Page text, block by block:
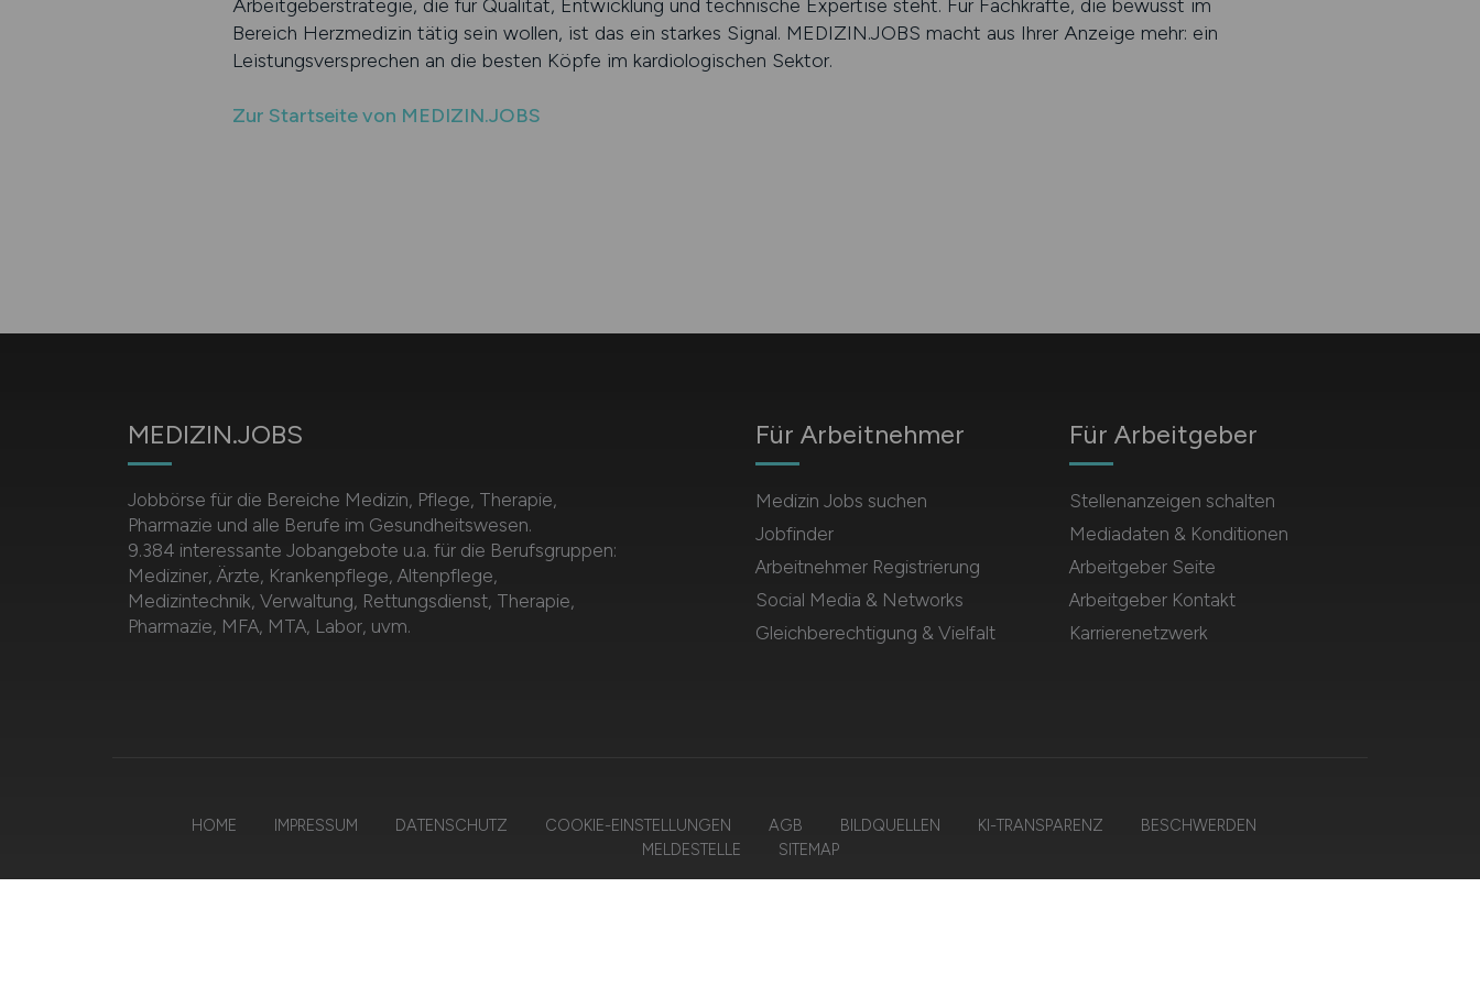
Arbeitgeberstrategie, die für Qualität, Entwicklung und technische Expertise steht. Für Fachkräfte, die bewusst im
Bereich Herzmedizin tätig sein wollen, ist das ein starkes Signal. MEDIZIN.JOBS macht aus Ihrer Anzeige mehr: ein
Leistungsversprechen an die besten Köpfe im kardiologischen Sektor.
Zur Startseite von MEDIZIN.JOBS
MEDIZIN.JOBS
Jobbörse für die Bereiche Medizin, Pflege, Therapie,
Pharmazie und alle Berufe im Gesundheitswesen.
9.384 interessante Jobangebote u.a. für die Berufsgruppen:
Mediziner, Ärzte, Krankenpflege, Altenpflege,
Medizintechnik, Verwaltung, Rettungsdienst, Therapie,
Pharmazie, MFA, MTA, Labor, uvm.
Für Arbeitnehmer
Medizin Jobs suchen
Jobfinder
Arbeitnehmer Registrierung
Social Media & Networks
Gleichberechtigung & Vielfalt
Für Arbeitgeber
Stellenanzeigen schalten
Mediadaten & Konditionen
Arbeitgeber Seite
Arbeitgeber Kontakt
Karrierenetzwerk
HOME IMPRESSUM DATENSCHUTZ COOKIE-EINSTELLUNGEN AGB BILDQUELLEN KI-TRANSPARENZ
BESCHWERDEN
MELDESTELLE
SITEMAP